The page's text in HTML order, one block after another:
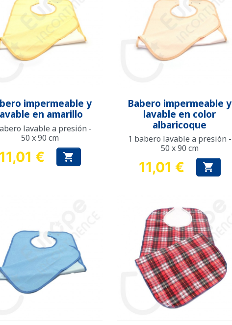
Vista rápida
impermeable y
en amarillo
lavable a presión -
50 x 90 cm
Precio
€ 
Vista rápida
Babero impermeable y
lavable en color
albaricoque
1 babero lavable a presión -
50 x 90 cm
Precio
11,01 € 